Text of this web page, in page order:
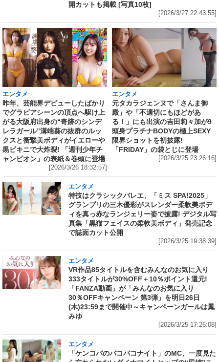
開カットも掲載 [写真10枚]
[2026/3/27 22:43:55]
エンタメ
昨年、芸能界デビューしたばかり
でグラビアシーンの頂点へ駆け上
がる大阪府出身の“奇跡のシンデ
レラガール”溝端葵の抜群のルッ
クスと衝撃美ボディがイエローや
黒ビキニで大炸裂! 「週刊少年チ
ャンピオン」の表紙＆巻頭に登場
[2026/3/26 18:32:57]
エンタメ
元タカラジェンヌで「さんま御
殿」や「不適切にもほどがあ
る！」にも出演の吉田莉々加が9
頭身プラチナBODYの極上SEXY
限界ショットを初披露!
「FRIDAY」の袋とじに登場
[2026/3/25 23:26:16]
エンタメ
特技はクラシックバレエ、「ミス SPA!2025」
グランプリの三木優彩がスレンダー柔軟美ボデ
ィを真っ赤なランジェリー姿で披露! デジタル写
真集「黒猫フェイスの柔軟美ボディ」発売記念
で誌面カット公開
[2026/3/25 19:38:39]
エンタメ
VR作品85タイトルを含むみんなのお気に入り
333タイトルが30%OFF＋10％ポイント還元!
「FANZA動画」が「みんなのお気に入り
30％OFFキャンペーン 第3弾」を明日26日
(木)23:59まで開催中～キャンペーンガールは鳳
みゆ
[2026/3/25 17:26:08]
エンタメ
「ケンコバのバコバコナイト」のMC、一度見た